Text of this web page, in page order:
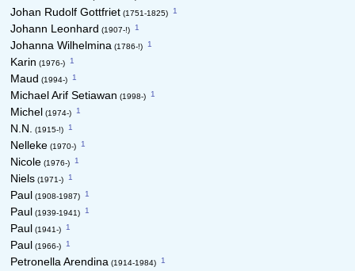
Johan Rudolf Gottfriet (1751-1825) 1
Johann Leonhard (1907-!) 1
Johanna Wilhelmina (1786-!) 1
Karin (1976-) 1
Maud (1994-) 1
Michael Arif Setiawan (1998-) 1
Michel (1974-) 1
N.N. (1915-!) 1
Nelleke (1970-) 1
Nicole (1976-) 1
Niels (1971-) 1
Paul (1908-1987) 1
Paul (1939-1941) 1
Paul (1941-) 1
Paul (1966-) 1
Petronella Arendina (1914-1984) 1